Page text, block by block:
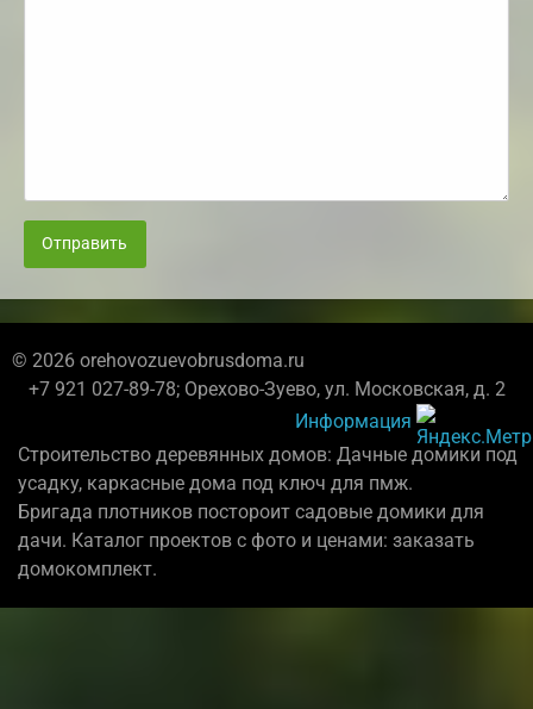
Отправить
© 2026 orehovozuevobrusdoma.ru
+7 921 027-89-78; Орехово-Зуево, ул. Московская, д. 2
Информация
Строительство деревянных домов: Дачные домики под
усадку, каркасные дома под ключ для пмж.
Бригада плотников постороит садовые домики для
дачи. Каталог проектов с фото и ценами: заказать
домокомплект.